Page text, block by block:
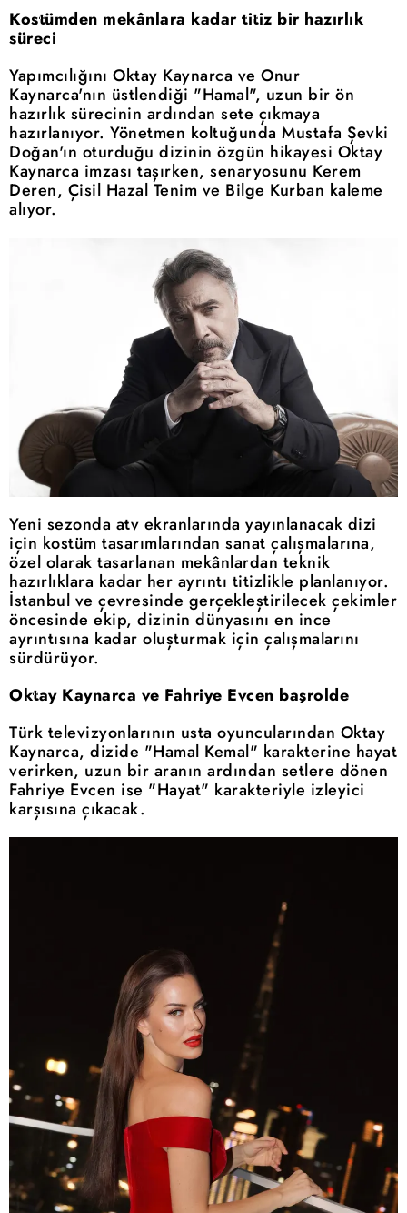
Kostümden mekânlara kadar titiz bir hazırlık
süreci
Yapımcılığını Oktay Kaynarca ve Onur
Kaynarca'nın üstlendiği "Hamal", uzun bir ön
hazırlık sürecinin ardından sete çıkmaya
hazırlanıyor. Yönetmen koltuğunda Mustafa Şevki
Doğan'ın oturduğu dizinin özgün hikayesi Oktay
Kaynarca imzası taşırken, senaryosunu Kerem
Deren, Çisil Hazal Tenim ve Bilge Kurban kaleme
alıyor.
Yeni sezonda atv ekranlarında yayınlanacak dizi
için kostüm tasarımlarından sanat çalışmalarına,
özel olarak tasarlanan mekânlardan teknik
hazırlıklara kadar her ayrıntı titizlikle planlanıyor.
İstanbul ve çevresinde gerçekleştirilecek çekimler
öncesinde ekip, dizinin dünyasını en ince
ayrıntısına kadar oluşturmak için çalışmalarını
sürdürüyor.
Oktay Kaynarca ve Fahriye Evcen başrolde
Türk televizyonlarının usta oyuncularından Oktay
Kaynarca, dizide "Hamal Kemal" karakterine hayat
verirken, uzun bir aranın ardından setlere dönen
Fahriye Evcen ise "Hayat" karakteriyle izleyici
karşısına çıkacak.